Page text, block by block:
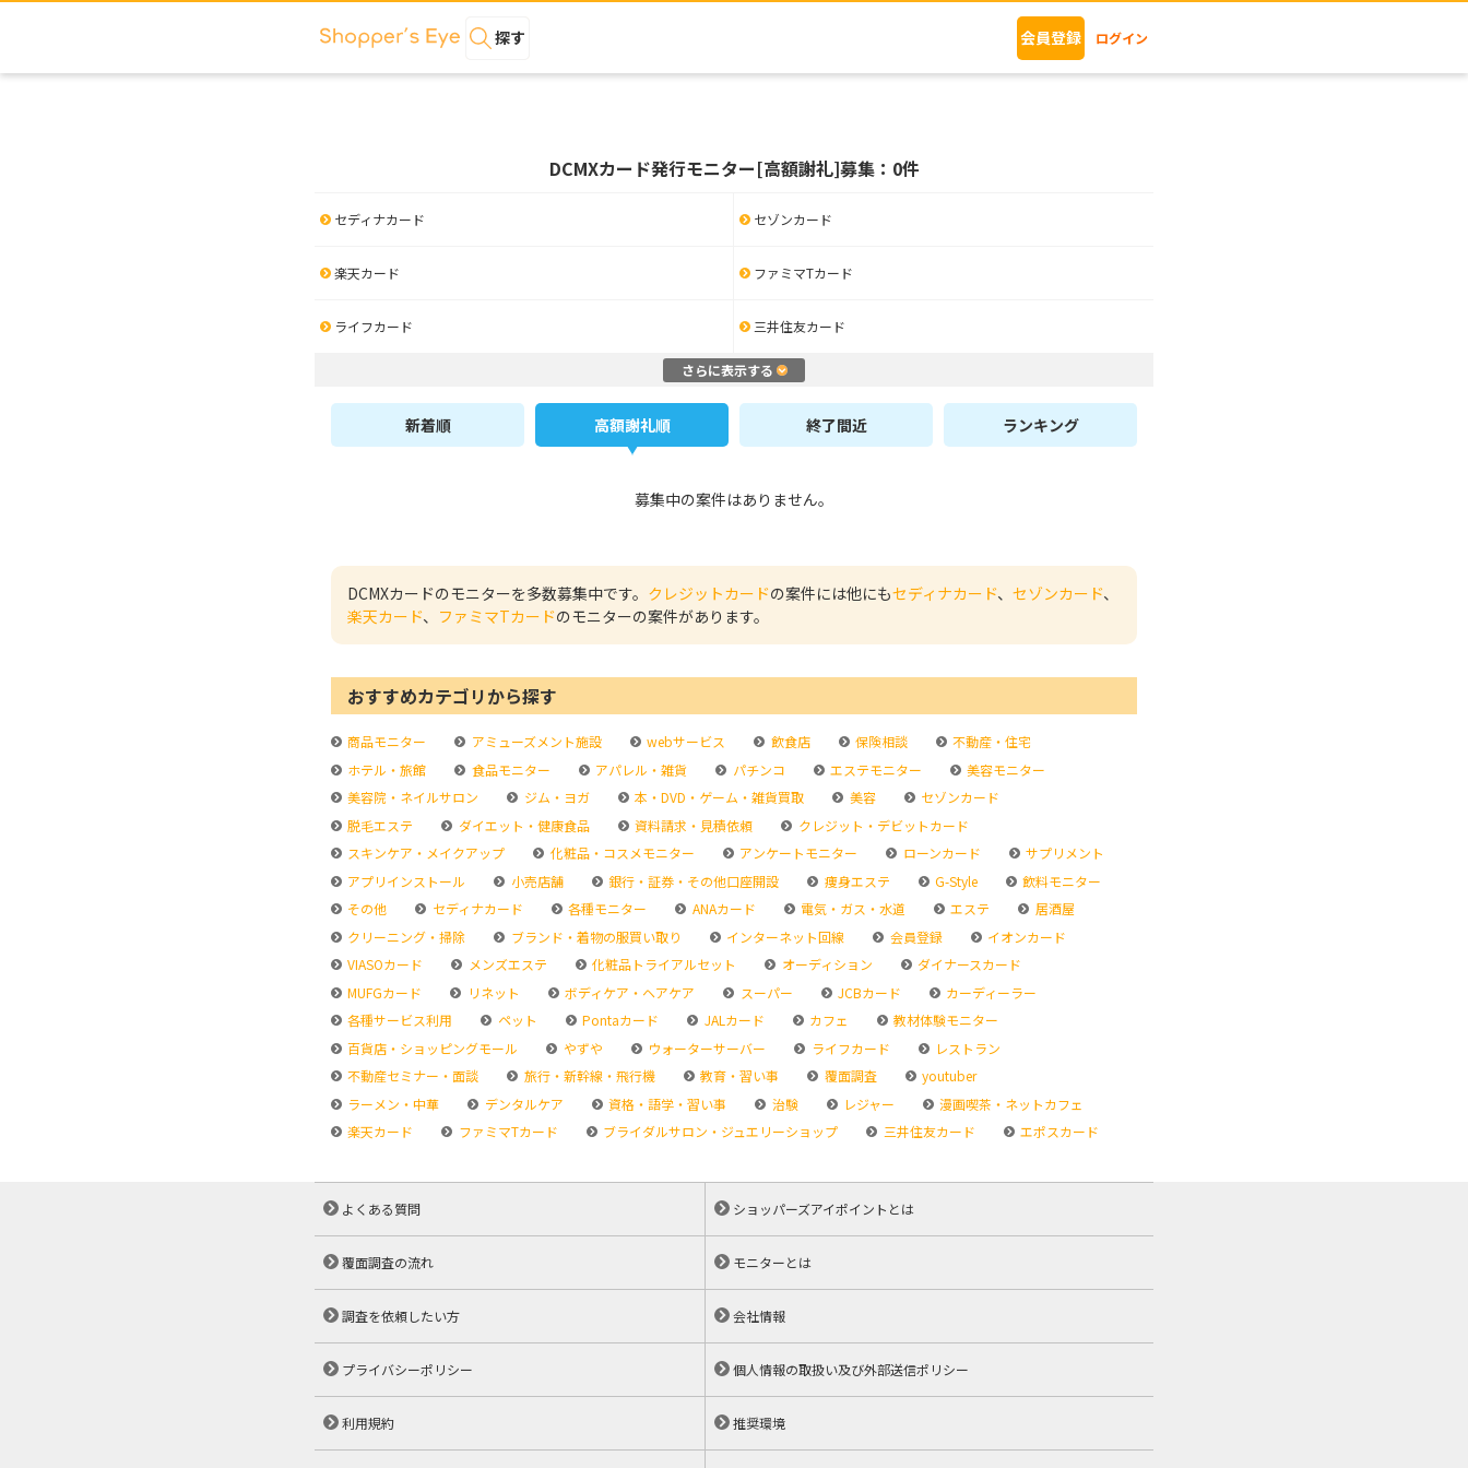
探す 会員登録 ログイン
DCMXカード発行モニター[高額謝礼]募集：0件
セディナカード セゾンカード
楽天カード ファミマTカード
ライフカード 三井住友カード
さらに表示する
新着順 高額謝礼順 終了間近 ランキング
募集中の案件はありません。
DCMXカードのモニターを多数募集中です。 クレジットカードの案件には他にもセディナカード、 セゾンカード、
楽天カード、 ファミマTカードのモニターの案件があります。
おすすめカテゴリから探す
商品モニター アミューズメント施設 webサービス 飲食店 保険相談
不動産・住宅
ホテル・旅館
食品モニター アパレル・雑貨 パチンコ エステモニター
美容モニター
美容院・ネイルサロン
ジム・ヨガ 本・DVD・ゲーム・雑貨買取 美容
セゾンカード
脱毛エステ
ダイエット・健康食品 資料請求・見積依頼
クレジット・デビットカード
スキンケア・メイクアップ
化粧品・コスメモニター アンケートモニター ローンカード
サプリメント
アプリインストール
小売店舗 銀行・証券・その他口座開設 痩身エステ G-Style
飲料モニター
その他
セディナカード 各種モニター ANAカード 電気・ガス・水道 エステ
居酒屋
クリーニング・掃除
ブランド・着物の服買い取り インターネット回線 会員登録
イオンカード
VIASOカード
メンズエステ 化粧品トライアルセット オーディション
ダイナースカード
MUFGカード
リネット ボディケア・ヘアケア スーパー JCBカード
カーディーラー
各種サービス利用
ペット Pontaカード JALカード カフェ
教材体験モニター
百貨店・ショッピングモール
やずや ウォーターサーバー ライフカード
レストラン
不動産セミナー・面談
旅行・新幹線・飛行機 教育・習い事 覆面調査
youtuber
ラーメン・中華
デンタルケア 資格・語学・習い事 治験 レジャー
漫画喫茶・ネットカフェ
楽天カード
ファミマTカード ブライダルサロン・ジュエリーショップ 三井住友カード エポスカード
よくある質問 ショッパーズアイポイントとは
覆面調査の流れ モニターとは
調査を依頼したい方 会社情報
プライバシーポリシー 個人情報の取扱い及び外部送信ポリシー
利用規約 推奨環境